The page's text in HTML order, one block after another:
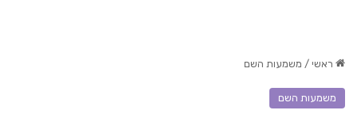
ראשי / משמעות השם
משמעות השם